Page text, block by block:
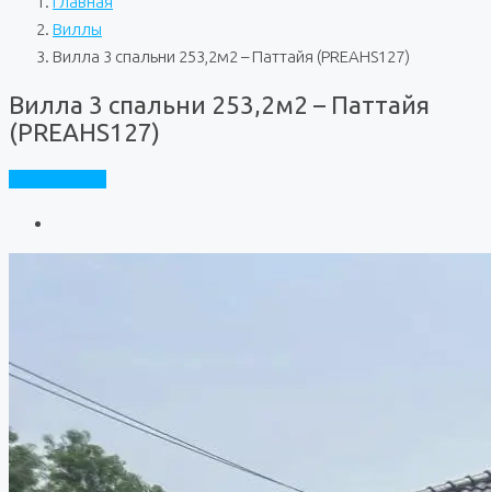
Виллы
Вилла 3 спальни 253,2м2 – Паттайя (PREAHS127)
Вилла 3 спальни 253,2м2 – Паттайя
(PREAHS127)